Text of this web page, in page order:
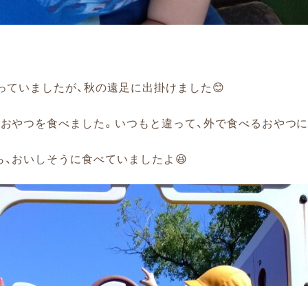
いましたが、秋の遠足に出掛けました😊
やつを食べました。いつもと違って、外で食べるおや
おいしそうに食べていましたよ😆